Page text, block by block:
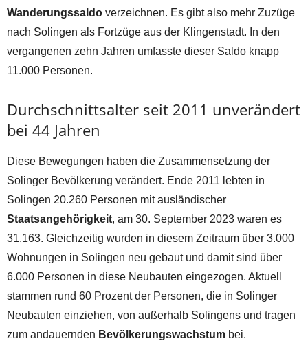
Wanderungssaldo verzeichnen. Es gibt also mehr Zuzüge
nach Solingen als Fortzüge aus der Klingenstadt. In den
vergangenen zehn Jahren umfasste dieser Saldo knapp
11.000 Personen.
Durchschnittsalter seit 2011 unverändert
bei 44 Jahren
Diese Bewegungen haben die Zusammensetzung der
Solinger Bevölkerung verändert. Ende 2011 lebten in
Solingen 20.260 Personen mit ausländischer
Staatsangehörigkeit, am 30. September 2023 waren es
31.163. Gleichzeitig wurden in diesem Zeitraum über 3.000
Wohnungen in Solingen neu gebaut und damit sind über
6.000 Personen in diese Neubauten eingezogen. Aktuell
stammen rund 60 Prozent der Personen, die in Solinger
Neubauten einziehen, von außerhalb Solingens und tragen
zum andauernden Bevölkerungswachstum bei.